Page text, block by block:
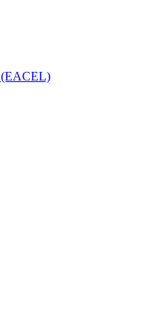
(EACEL)